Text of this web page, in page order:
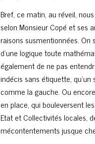
Bref, ce matin, au réveil,
selon Monsieur Copé et ses
raisons susmentionnées. On
d’une logique toute
également de ne pas
indécis sans étiquette,
comme la gauche. Ou
en place, qui bouleversent
Etat et Collectivités locales,
mécontentements jusque